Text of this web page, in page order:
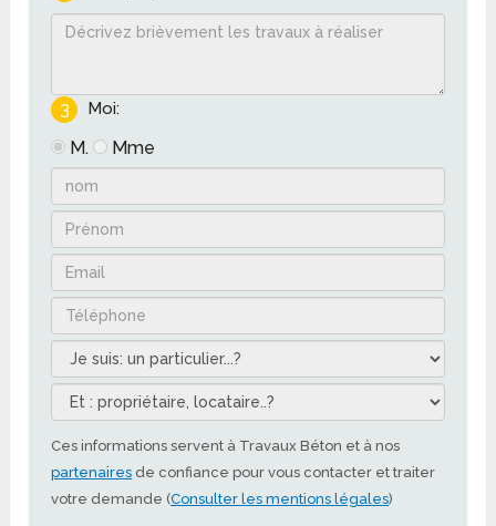
3 Moi:
M. Mme
Ces informations servent à Travaux Béton et à nos
partenaires de confiance pour vous contacter et traiter
votre demande (Consulter les mentions légales)